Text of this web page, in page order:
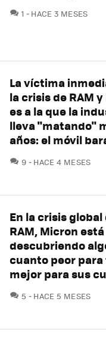
1 COMENTARIOS
HACE 3 MESES
La víctima
la crisis de RAM y
es a la que la
lleva "matando"
años: el móvil
9 COMENTARIOS
HACE 4 MESES
En la crisis global
RAM, Micron está
descubriendo
cuanto peor para
mejor para sus
5 COMENTARIOS
HACE 5 MESES